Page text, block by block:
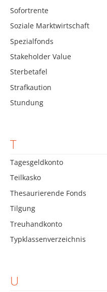
Sofortrente
Soziale Marktwirtschaft
Spezialfonds
Stakeholder Value
Sterbetafel
Strafkaution
Stundung
T
Tagesgeldkonto
Teilkasko
Thesaurierende Fonds
Tilgung
Treuhandkonto
Typklassenverzeichnis
U